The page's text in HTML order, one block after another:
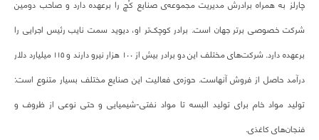
چارلز به همراه برادرش مدیریت مجموعه‌ی صنایع کُچ را برعهده دارد و صاحب دومین
شرکت خصوصی برتر جهان است. برادر کوچک‌تر او، دیوید سمت نایب رئیس اجرایی را
برعهده دارد. شرکت‌های مختلف این دو برادر بیش از ۱۰۰ هزار نیرو دارند و ۱۱۵ میلیارد دلار
درآمد حاصل از فروش آنهاست. حوزه‌ی فعالیت این صنایع مختلف بسیار متنوع است:
تولید مواد خام برای تولید البسه تا مواد نفتی-شیمیایی و حتی نوعی از ظروف و
فنجان‌های کاغذی.